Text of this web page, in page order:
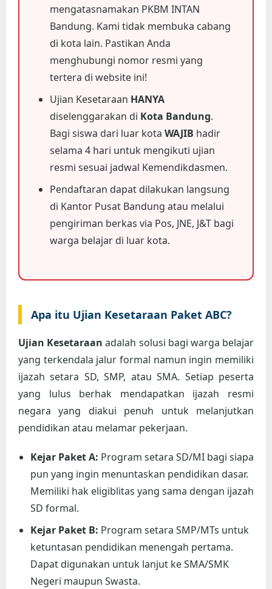
mengatasnamakan PKBM INTAN
Bandung. Kami tidak membuka cabang
di kota lain. Pastikan Anda
menghubungi nomor resmi yang
tertera di website ini!
Ujian Kesetaraan HANYA
diselenggarakan di Kota Bandung.
Bagi siswa dari luar kota WAJIB hadir
selama 4 hari untuk mengikuti ujian
resmi sesuai jadwal Kemendikdasmen.
Pendaftaran dapat dilakukan langsung
di Kantor Pusat Bandung atau melalui
pengiriman berkas via Pos, JNE, J&T bagi
warga belajar di luar kota.
Apa itu Ujian Kesetaraan Paket ABC?
Ujian Kesetaraan adalah solusi bagi warga belajar
yang terkendala jalur formal namun ingin memiliki
ijazah setara SD, SMP, atau SMA. Setiap peserta
yang lulus berhak mendapatkan ijazah resmi
negara yang diakui penuh untuk melanjutkan
pendidikan atau melamar pekerjaan.
Kejar Paket A: Program setara SD/MI bagi siapa
pun yang ingin menuntaskan pendidikan dasar.
Memiliki hak eligiblitas yang sama dengan ijazah
SD formal.
Kejar Paket B: Program setara SMP/MTs untuk
ketuntasan pendidikan menengah pertama.
Dapat digunakan untuk lanjut ke SMA/SMK
Negeri maupun Swasta.